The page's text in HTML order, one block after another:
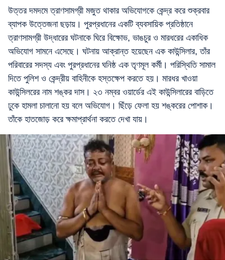
উত্তর দমদমে ত্রাণসামগ্রী মজুত থাকার অভিযোগকে কেন্দ্র করে শুক্রবার
ব্যাপক উত্তেজনা ছড়ায়। পুরপ্রধানের একটি ব্যবসায়িক প্রতিষ্ঠানে
ত্রাণসামগ্রী উদ্ধারের ঘটনাকে ঘিরে বিক্ষোভ, ভাঙচুর ও মারধরের একাধিক
অভিযোগ সামনে এসেছে। ঘটনায় আক্রান্ত হয়েছেন এক কাউন্সিলার, তাঁর
পরিবারের সদস্য এবং পুরপ্রধানের ঘনিষ্ঠ এক তৃণমূল কর্মী। পরিস্থিতি সামাল
দিতে পুলিশ ও কেন্দ্রীয় বাহিনীকে হস্তক্ষেপ করতে হয়। মারধর খাওয়া
কাউন্সিলরের নাম শঙ্কর দাস। ২৩ নম্বর ওয়ার্ডের এই কাউন্সিলারের বাড়িতে
ঢুকে হামলা চালানো হয় বলে অভিযোগ। ছিঁড়ে ফেলা হয় শঙ্করের পোশাক।
তাঁকে হাতজোড় করে ক্ষমাপ্রার্থনা করতে দেখা যায়।